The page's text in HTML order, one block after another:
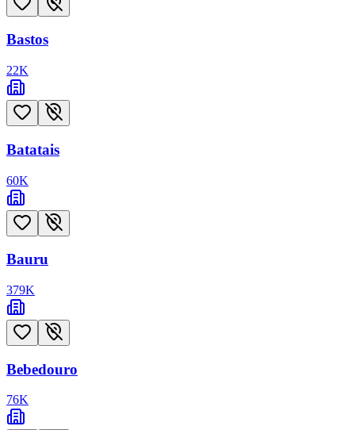
Bastos
22K
Batatais
60K
Bauru
379K
Bebedouro
76K